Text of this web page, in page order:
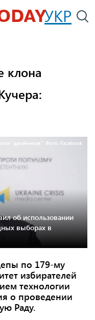
УКР
клона
"двойников". Фото: Facebook
об использовании
выборах в
по 179-му
избирателей
технологии
о проведении
Раду.